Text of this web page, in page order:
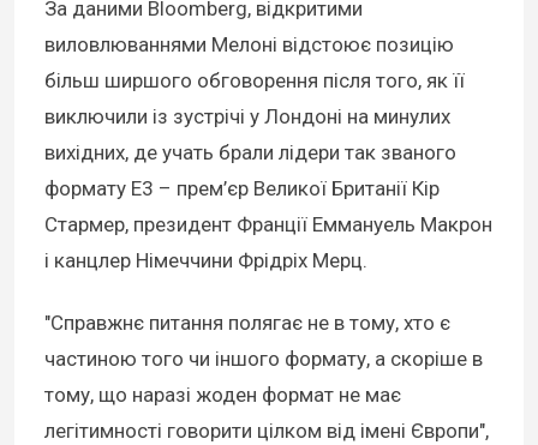
За даними Bloomberg, відкритими
виловлюваннями Мелоні відстоює позицію
більш ширшого обговорення після того, як її
виключили із зустрічі у Лондоні на минулих
вихідних, де учать брали лідери так званого
формату E3 – прем’єр Великої Британії Кір
Стармер, президент Франції Еммануель Макрон
і канцлер Німеччини Фрідріх Мерц.
"Справжнє питання полягає не в тому, хто є
частиною того чи іншого формату, а скоріше в
тому, що наразі жоден формат не має
легітимності говорити цілком від імені Європи",